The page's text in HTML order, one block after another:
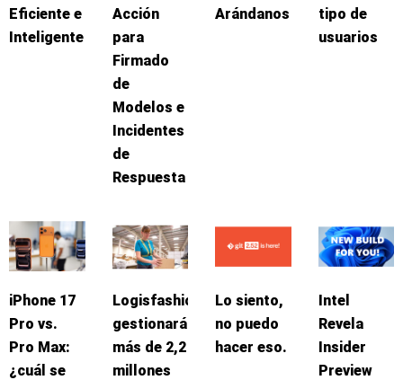
Eficiente e
Inteligente
Acción
para
Firmado
de
Modelos e
Incidentes
de
Respuesta
Arándanos
tipo de
usuarios
iPhone 17
Pro vs.
Pro Max:
¿cuál se
Logisfashion
gestionará
más de 2,2
millones
Lo siento,
no puedo
hacer eso.
Intel
Revela
Insider
Preview